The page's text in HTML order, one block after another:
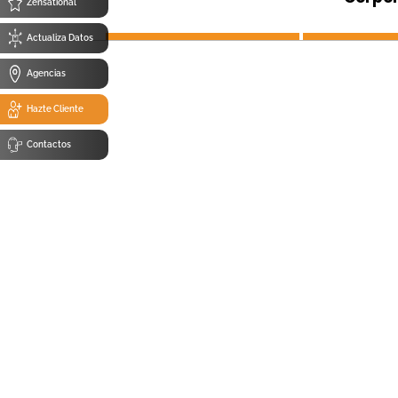
Zensational
Actualiza Datos
Agencias
Hazte Cliente
Contactos